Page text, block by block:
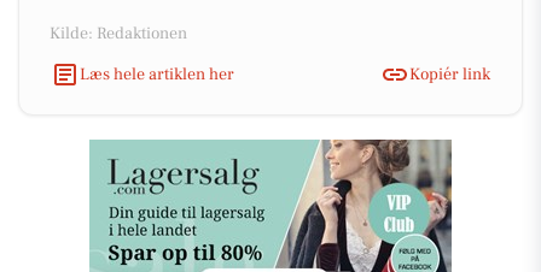
Kilde: Redaktionen
Læs hele artiklen her
Kopiér link